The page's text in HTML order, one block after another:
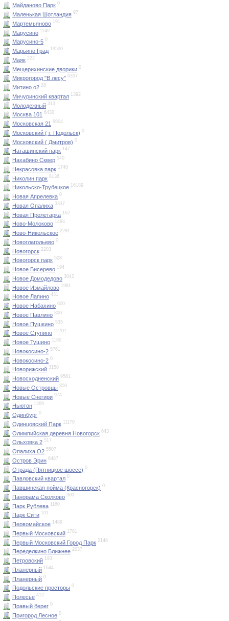
Майданово Парк 0
Маленькая Шотландия 97
Мартемьяново 191
Марусино 1149
Марусино-5 0
Марьино Град 19500
Маяк 222
Мещерихинские дворики 0
Микрогород "В лесу" 6337
Митино о2 28
Мичуринский квартал 1392
Молодежный 313
Москва 101 6430
Московская 21 9904
Московский ( г. Подольск) 0
Московский ( Дмитров) 0
Наташинский парк 147
Нахабино Сквер 540
Некрасовка парк 1740
Николин парк 8136
Никольско-Трубецкое 16189
Новая Апрелевка 0
Новая Опалиха 3337
Новая Пролетарка 162
Ново-Молоково 1494
Ново-Никольское 2281
Новоглагольево 0
Новогорск 2203
Новогорск парк 508
Новое Бисерево 194
Новое Домодедово 3042
Новое Измайлово 1981
Новое Лапино 431
Новое Набахино 600
Новое Павлино 300
Новое Пушкино 535
Новое Ступино 12701
Новое Тушино 1190
Новокосино-2 5761
Новокосино-2 0
Новорижский 3158
Новосходненский 9561
Новые Островцы 850
Новые Снегири 974
Ньютон 1269
Одинбург 0
Одинцовский Парк 11170
Олимпийская деревня Новогорск 643
Ольховка 2 517
Опалиха О2 5507
Остров Эрин 6487
Отрада (Пятницкое шоссе) 0
Павловский квартал 0
Павшинская пойма (Красногорск) 0
Панорама Сколково 300
Парк Рублева 1180
Парк Сити 101
Первомайское 1489
Первый Московский 1781
Первый Московский Город Парк 2146
Переделкино Ближнее 2037
Петровский 193
Планерный 1644
Планерный 0
Подольские просторы 0
Полесье 412
Правый берег 0
Пригород Лесное 0